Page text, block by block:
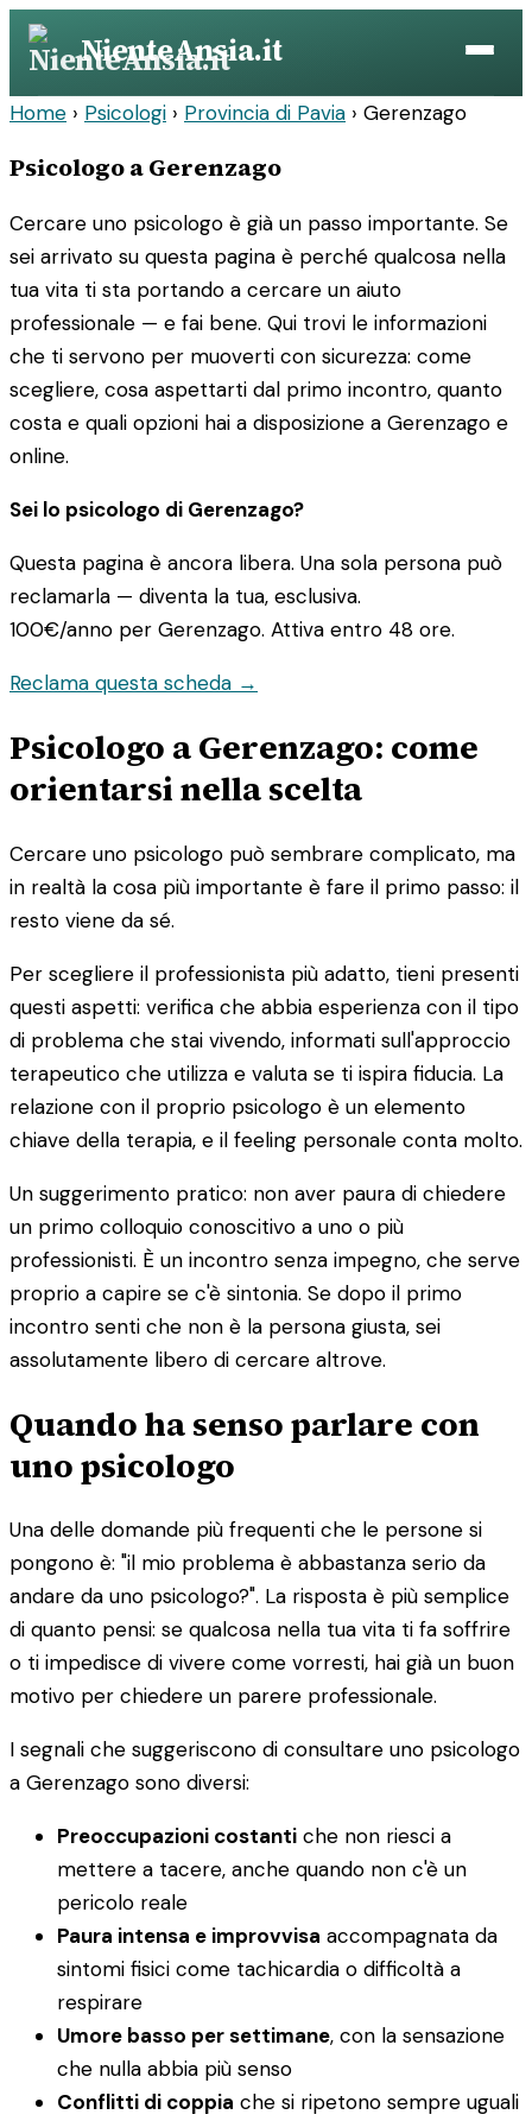
Vai
contenuto
NienteAnsia.it
Home › Psicologi › Provincia di Pavia › Gerenzago
Psicologo a Gerenzago
Cercare uno psicologo è già un passo importante. Se
sei arrivato su questa pagina è perché qualcosa nella
tua vita ti sta portando a cercare un aiuto
professionale — e fai bene. Qui trovi le informazioni
che ti servono per muoverti con sicurezza: come
scegliere, cosa aspettarti dal primo incontro, quanto
costa e quali opzioni hai a disposizione a Gerenzago e
online.
Sei lo psicologo di Gerenzago?
Questa pagina è ancora libera. Una sola persona può
reclamarla — diventa la tua, esclusiva.
100€/anno per Gerenzago. Attiva entro 48 ore.
Reclama questa scheda →
Psicologo a Gerenzago: come
orientarsi nella scelta
Cercare uno psicologo può sembrare complicato, ma
in realtà la cosa più importante è fare il primo passo: il
resto viene da sé.
Per scegliere il professionista più adatto, tieni presenti
questi aspetti: verifica che abbia esperienza con il tipo
di problema che stai vivendo, informati sull'approccio
terapeutico che utilizza e valuta se ti ispira fiducia. La
relazione con il proprio psicologo è un elemento
chiave della terapia, e il feeling personale conta molto.
Un suggerimento pratico: non aver paura di chiedere
un primo colloquio conoscitivo a uno o più
professionisti. È un incontro senza impegno, che serve
proprio a capire se c'è sintonia. Se dopo il primo
incontro senti che non è la persona giusta, sei
assolutamente libero di cercare altrove.
Quando ha senso parlare con
uno psicologo
Una delle domande più frequenti che le persone si
pongono è: "il mio problema è abbastanza serio da
andare da uno psicologo?". La risposta è più semplice
di quanto pensi: se qualcosa nella tua vita ti fa soffrire
o ti impedisce di vivere come vorresti, hai già un buon
motivo per chiedere un parere professionale.
I segnali che suggeriscono di consultare uno psicologo
a Gerenzago sono diversi:
Preoccupazioni costanti che non riesci a
mettere a tacere, anche quando non c'è un
pericolo reale
Paura intensa e improvvisa accompagnata da
sintomi fisici come tachicardia o difficoltà a
respirare
Umore basso per settimane, con la sensazione
che nulla abbia più senso
Conflitti di coppia che si ripetono sempre uguali